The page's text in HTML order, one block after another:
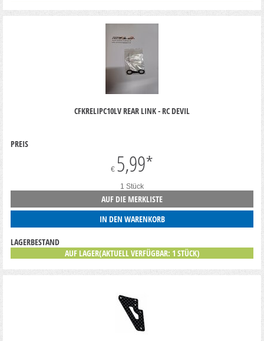
CFKRELIPC10LV REAR LINK - RC DEVIL
PREIS
€ 5,99*
1 Stück
AUF DIE MERKLISTE
IN DEN WARENKORB
LAGERBESTAND
AUF LAGER(AKTUELL VERFÜGBAR: 1 STÜCK)